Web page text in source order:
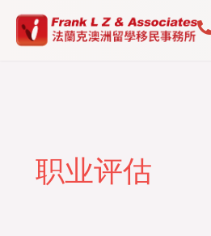
职业评估